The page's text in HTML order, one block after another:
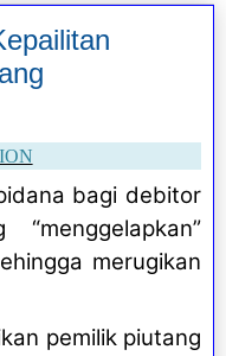
bagi debitor
merugikan
pemilik piutang